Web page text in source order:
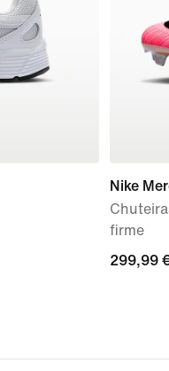
Nike
firme
299,99
299,99